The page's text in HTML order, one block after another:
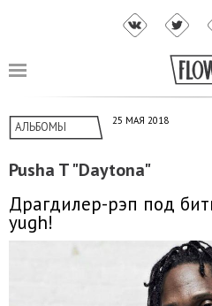
АЛЬБОМЫ 25 МАЯ 2018
Pusha T "Daytona"
Драгдилер-рэп под
yugh!